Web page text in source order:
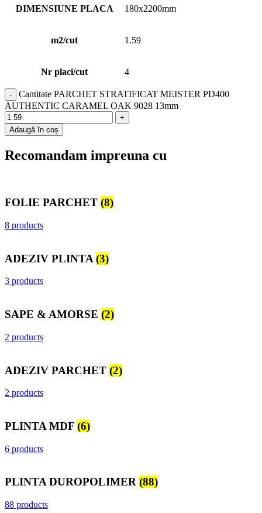
DIMENSIUNE PLACA 180x2200mm
m2/cut 1.59
Nr placi/cut 4
Cantitate PARCHET STRATIFICAT MEISTER PD400
AUTHENTIC CARAMEL OAK 9028 13mm
Adaugă în coș
Recomandam impreuna cu
FOLIE PARCHET (8)
8 products
ADEZIV PLINTA (3)
3 products
SAPE & AMORSE (2)
2 products
ADEZIV PARCHET (2)
2 products
PLINTA MDF (6)
6 products
PLINTA DUROPOLIMER (88)
88 products